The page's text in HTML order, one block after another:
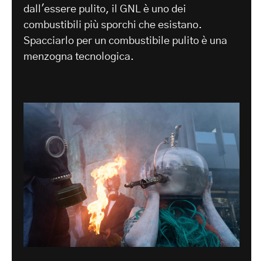
dall'essere pulito, il GNL è uno dei
combustibili più sporchi che esistano.
Spacciarlo per un combustibile pulito è una
menzogna tecnologica.